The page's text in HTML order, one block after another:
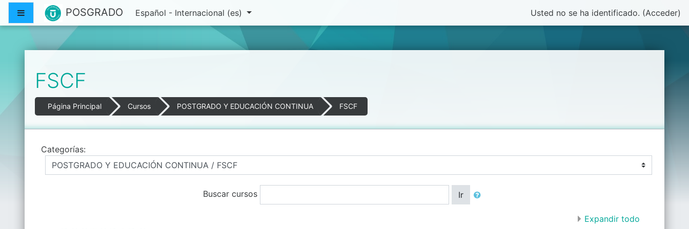
Salta al contenido principal
Panel lateralPOSGRADO Español - Internacional ‎(es)‎ Usted no se ha identificado. (Acceder)
FSCF
Página Principal Cursos POSTGRADO Y EDUCACIÓN CONTINUA FSCF
Categorías:
Buscar cursos Ir
Expandir todo